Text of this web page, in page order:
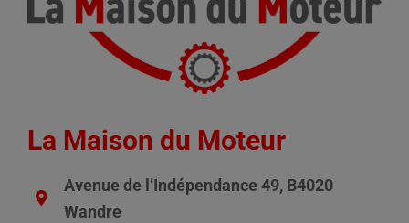
La Maison du Moteur
Avenue de l’Indépendance 49, B4020
Wandre